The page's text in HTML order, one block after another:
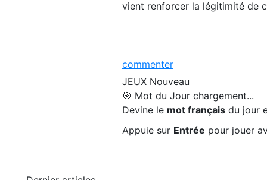
vient renforcer la légitimité de
commenter
JEUX Nouveau
🎯 Mot du Jour chargement...
Devine le mot françaisdu jour
Appuie sur Entrée pour jouer